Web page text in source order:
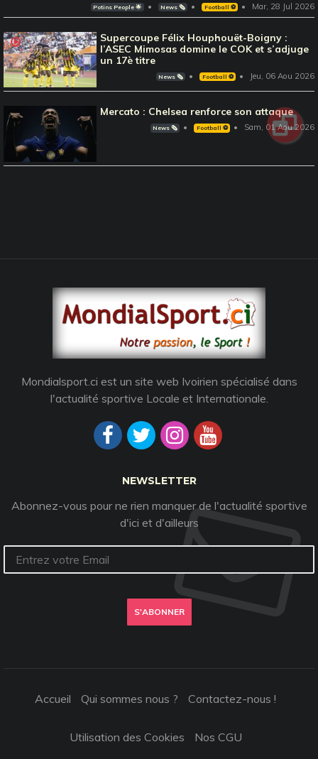
Potins People 🌟 News 🗞️ Football ⚽️ Mar, 28 Jul 2026
Supercoupe Félix Houphouët-Boigny :
l’ASEC Mimosas domine le COK et s’adjuge
un 17è titre
News 🗞️ Football ⚽️ Jeu, 06 Aou 2026
Mercato : Chelsea renforce son attaque
News 🗞️ Football ⚽️ Sam, 01 Aou 2026
Mondialsport.ci est un site web Ivoirien spécialisé dans
l'actualité sportive Locale et Internationale.
NEWSLETTER
Abonnez-vous pour ne rien manquer de l'actualité sportive
d'ici et d'ailleurs
S'ABONNER
Accueil Qui sommes nous ? Contactez-nous !
Utilisation des Cookies Nos CGU